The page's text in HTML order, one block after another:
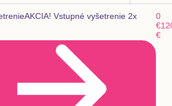
AKCIA! Vstupné vyšetrenie 2x
0
€
€